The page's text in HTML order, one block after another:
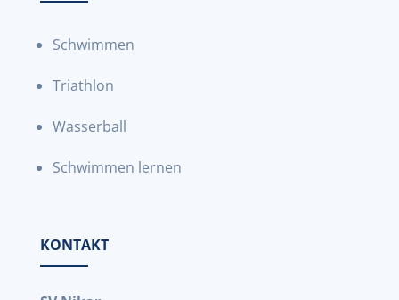
Schwimmen
Triathlon
Wasserball
Schwimmen lernen
KONTAKT